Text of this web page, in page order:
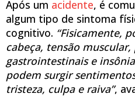
Após um acidente, é
algum tipo de sintoma
cognitivo. “Fisicamente,
cabeça, tensão
gastrointestinais e
podem surgir
tristeza, culpa e raiva”,